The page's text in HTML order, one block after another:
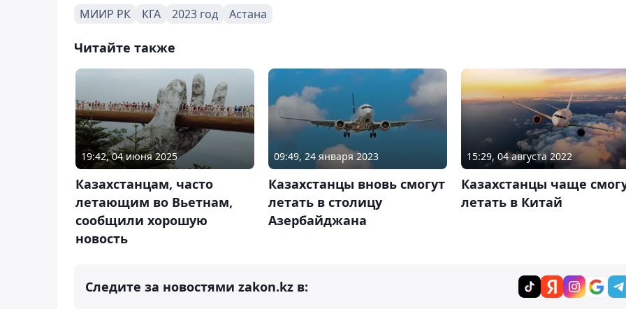
МИИР РК КГА 2023 год Астана
Читайте также
19:42, 04 июня 2025
Казахстанцам, часто
летающим во Вьетнам,
сообщили хорошую
новость
09:49, 24 января 2023
Казахстанцы вновь смогут
летать в столицу
Азербайджана
15:29, 04 августа 2022
Казахстанцы чаще
летать в Китай
Следите за новостями zakon.kz в: